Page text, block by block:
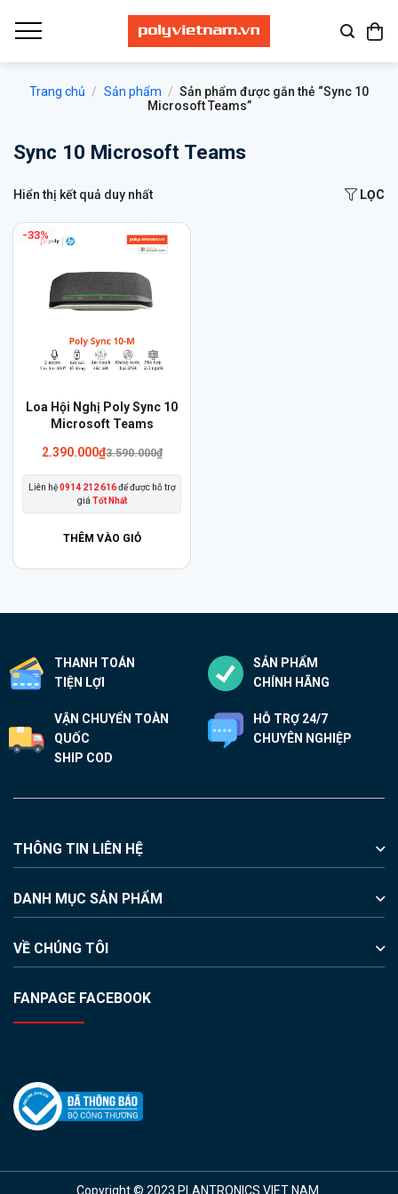
qua
Trang chủ / Sản phẩm / Sản phẩm được gắn thẻ “Sync 10
Microsoft Teams”
Sync 10 Microsoft Teams
Hiển thị kết quả duy nhất LỌC
-33%
Loa Hội Nghị Poly Sync 10
Microsoft Teams
3.590.000₫
Giá
3.590.000₫.
2.390.000₫Giá
là:
2.390.000₫.
Liên hệ0914 212 616để được hỗ trợ
giá Tốt Nhất
THÊM VÀO GIỎ
THANH TOÁN
TIỆN LỢI
SẢN PHẨM
CHÍNH HÃNG
VẬN CHUYỂN TOÀN
QUỐC
SHIP COD
HỖ TRỢ 24/7
CHUYÊN NGHIỆP
THÔNG TIN LIÊN HỆ
DANH MỤC SẢN PHẨM
VỀ CHÚNG TÔI
FANPAGE FACEBOOK
Copyright © 2023 PLANTRONICS VIET NAM.